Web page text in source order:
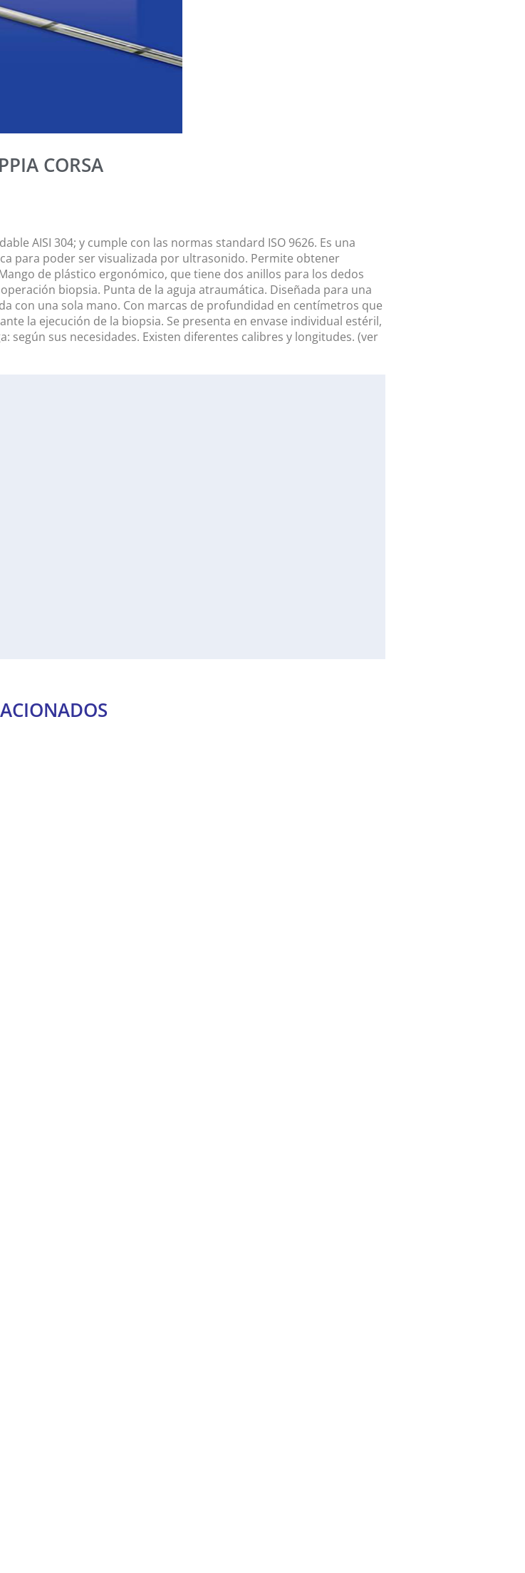
CORSA
AISI 304; y cumple con las normas standard ISO 9626. Es una
para poder ser visualizada por ultrasonido. Permite obtener
de plástico ergonómico, que tiene dos anillos para los dedos
biopsia. Punta de la aguja atraumática. Diseñada para una
con una sola mano. Con marcas de profundidad en centímetros que
la ejecución de la biopsia. Se presenta en envase individual estéril,
según sus necesidades. Existen diferentes calibres y longitudes. (ver